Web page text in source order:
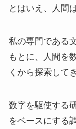
とはいえ、人間
私の専門である
もとに、人間を
くから探索して
数字を駆使する
をベースにする